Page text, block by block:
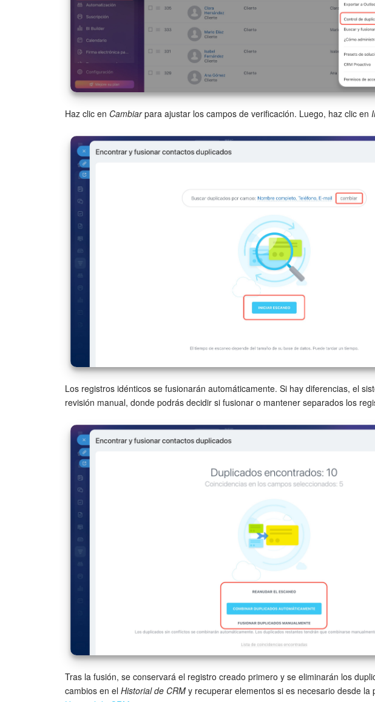
Haz clic en Cambiarpara ajustar los campos de verificación. Luego, haz clic en
Los registros idénticos se fusionarán automáticamente. Si hay diferencias, el
revisión manual, donde podrás decidir si fusionar o mantener separados los
Tras la fusión, se conservará el registro creado primero y se eliminarán los
cambios en el Historial de CRM y recuperar elementos si es necesario desde la